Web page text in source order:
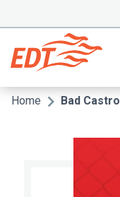
contenuto
principale
Menu
secondario
Briciole
Home Bad Castro